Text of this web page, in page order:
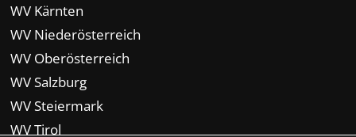
WV Kärnten
WV Niederösterreich
WV Oberösterreich
WV Salzburg
WV Steiermark
WV Tirol